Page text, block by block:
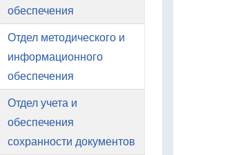
обеспечения
Отдел методического и
информационного
обеспечения
Отдел учета и
обеспечения
сохранности документов